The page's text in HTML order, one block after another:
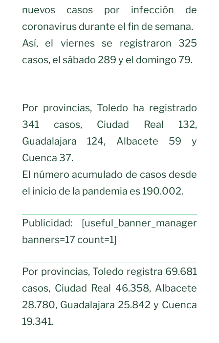
nuevos casos por infección de
coronavirus durante el fin de semana.
Así, el viernes se registraron 325
casos, el sábado 289 y el domingo 79.
Por provincias, Toledo ha registrado
341 casos, Ciudad Real 132,
Guadalajara 124, Albacete 59 y
Cuenca 37.
El número acumulado de casos desde
el inicio de la pandemia es 190.002.
Publicidad: [useful_banner_manager
banners=17 count=1]
Por provincias, Toledo registra 69.681
casos, Ciudad Real 46.358, Albacete
28.780, Guadalajara 25.842 y Cuenca
19.341.